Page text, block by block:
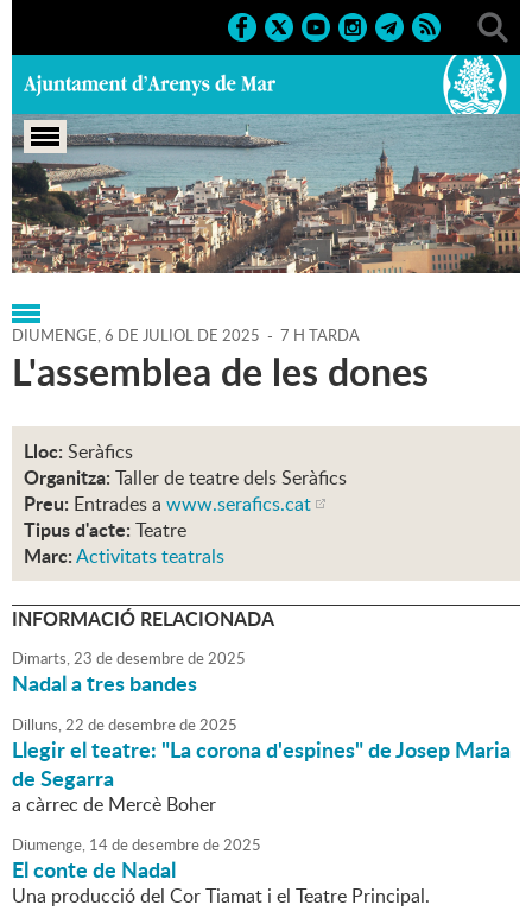
Portada > Regidories > Cultura > Agenda > 06-07-2025
DIUMENGE,6 DE JULIOL DE 2025 - 7 H TARDA
L'assemblea de les dones
Lloc: Seràfics
Organitza: Taller de teatre dels Seràfics
Preu: Entrades a www.serafics.cat
Tipus d'acte: Teatre
Marc:Activitats teatrals
INFORMACIÓ RELACIONADA
Dimarts,23 dedesembrede2025
Nadal a tres bandes
Dilluns,22 dedesembrede2025
Llegir el teatre: "La corona d'espines" de Josep Maria
de Segarra
a càrrec de Mercè Boher
Diumenge, 14dedesembrede2025
El conte de Nadal
Una producció del Cor Tiamat i el Teatre Principal.